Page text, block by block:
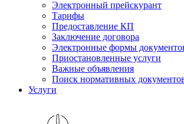
Электронный прейскурант
Тарифы
Предоставление КП
Заключение договора
Электронные формы
Приостановленные услуги
Важные объявления
Поиск нормативных
Услуги